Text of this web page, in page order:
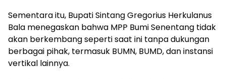
Sementara itu, Bupati Sintang Gregorius Herkulanus
Bala menegaskan bahwa MPP Bumi Senentang tidak
akan berkembang seperti saat ini tanpa dukungan
berbagai pihak, termasuk BUMN, BUMD, dan instansi
vertikal lainnya.